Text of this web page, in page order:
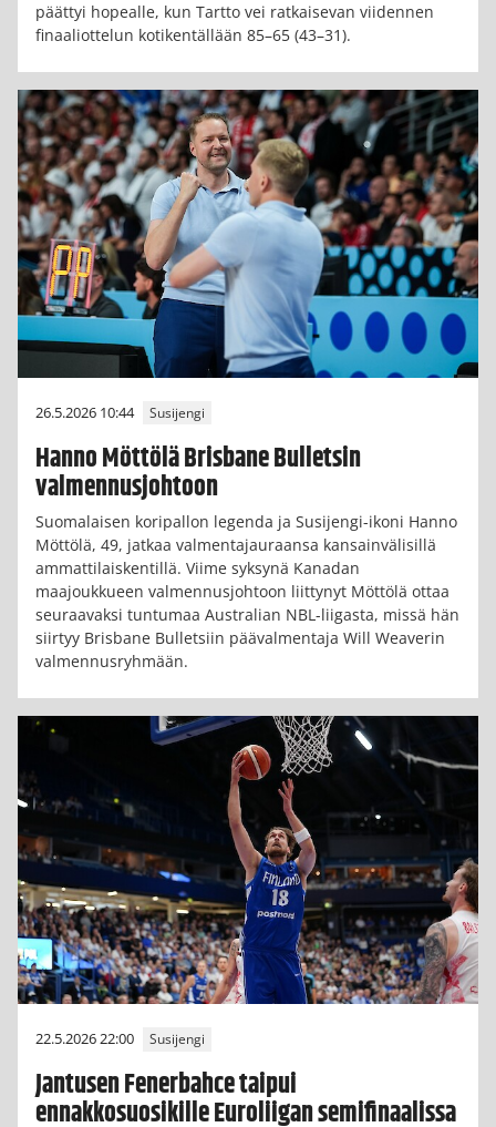
päättyi hopealle, kun Tartto vei ratkaisevan viidennen
finaaliottelun kotikentällään 85–65 (43–31).
26.5.2026 10:44 Susijengi
Hanno Möttölä Brisbane Bulletsin
valmennusjohtoon
Suomalaisen koripallon legenda ja Susijengi-ikoni Hanno
Möttölä, 49, jatkaa valmentajauraansa kansainvälisillä
ammattilaiskentillä. Viime syksynä Kanadan
maajoukkueen valmennusjohtoon liittynyt Möttölä ottaa
seuraavaksi tuntumaa Australian NBL-liigasta, missä hän
siirtyy Brisbane Bulletsiin päävalmentaja Will Weaverin
valmennusryhmään.
22.5.2026 22:00 Susijengi
Jantusen Fenerbahce taipui
ennakkosuosikille Euroliigan semifinaalissa